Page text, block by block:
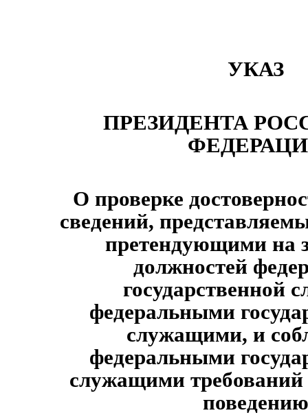
УКАЗ
ПРЕЗИДЕНТА
О проверке
сведений,
претендующими на
должностей
государственной
федеральными
служащими, и
федеральными
служащими
поведению